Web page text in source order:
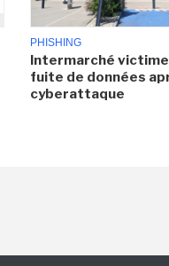
PHISHING
Intermarché
fuite de données
cyberattaque